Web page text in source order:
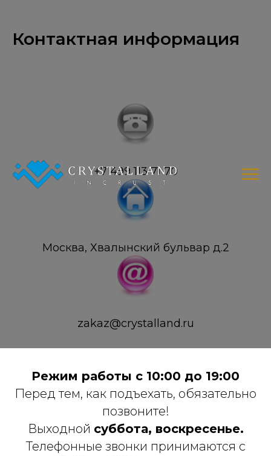
Контактная информация
+7 499 113 71 70
Москва, Хвалынский бульвар д.2
zakaz@crystalland.ru
Режим работы с 10:00 до 19:00
Перед тем, как подъехать, обязательно
позвоните!
Выходной суббота, воскресенье.
Телефонные звонки принимаются с